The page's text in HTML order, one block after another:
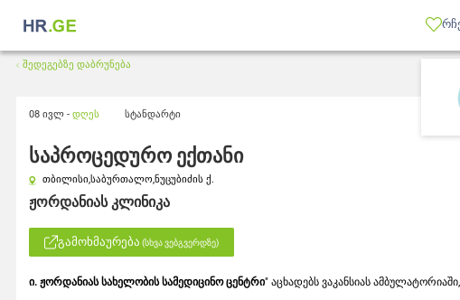
შედეგებზე დაბრუნება
08 ივლ -დღეს სტანდარტი
საპროცედურო ექთანი
თბილისი,საბურთალო,ნუცუბიძის ქ.
ჟორდანიას კლინიკა
გამოხმაურება (სხვა ვებგვერდზე)
ი. ჟორდანიას სახელობის სამედიცინო ცენტრი" აცხადებს ვაკანსიას